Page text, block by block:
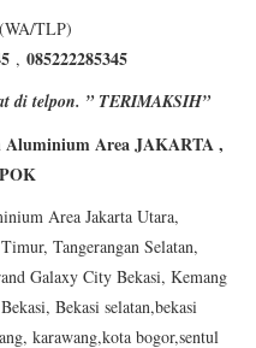
(WA/TLP)
,085222285345
di telpon. ” TERIMAKSIH”
Aluminium Area JAKARTA ,
Area Jakarta Utara,
Tangerangan Selatan,
Galaxy City Bekasi, Kemang
Bekasi selatan,bekasi
karawang,kota bogor,sentul